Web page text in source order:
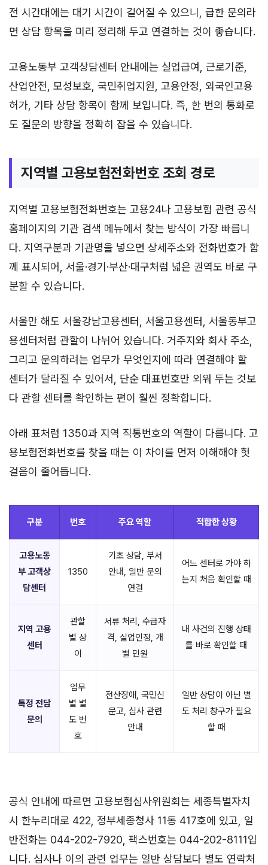
전 시간대에는 대기 시간이 길어질 수 있으니, 급한 문의라
면 상담 항목을 미리 정리해 두고 연결하는 것이 좋습니다.
고용노동부 고객상담센터 안내에는 실업급여, 근로기준,
산업안전, 모성보호, 국민취업지원, 고용안정, 외국인고용
허가, 기타 상담 항목이 함께 보입니다. 즉, 한 번의 통화로
도 질문의 방향을 정확히 잡을 수 있습니다.
지역별 고용보험전화번호 조회 경로
지역별 고용보험전화번호는 고용24나 고용보험 관련 공식
홈페이지의 기관 검색 메뉴에서 찾는 방식이 가장 빠릅니
다. 지역구분과 기관명을 넣으면 상세주소와 전화번호가 함
께 표시되어, 서울·경기·부산·대구처럼 넓은 권역도 바로 구
분할 수 있습니다.
서울만 해도 서울강남고용센터, 서울고용센터, 서울동부고
용센터처럼 관할이 나뉘어 있습니다. 거주지와 회사 주소,
그리고 문의하려는 업무가 무엇인지에 따라 연결해야 할
센터가 달라질 수 있어서, 단순 대표번호만 외워 두는 것보
다 관할 센터를 확인하는 편이 훨씬 정확합니다.
아래 표처럼 1350과 지역 직통번호의 역할이 다릅니다. 고
용보험전화번호를 찾을 때는 이 차이를 먼저 이해해야 헛
걸음이 줄어듭니다.
구분 번호 주요 역할 적합한 상황
고용노동
부 고객상
담센터
1350
기초 상담, 부서
안내, 일반 문의
연결
어느 센터로 가야 하
는지 처음 확인할 때
지역 고용
센터
관할
별 상
이
서류 처리, 수급자
격, 실업인정, 개
별 민원
내 사건의 진행 상태
를 바로 확인할 때
특정 전담
문의
업무
별 별
도 번
호
전산장애, 국민신
문고, 심사 관련
안내
일반 상담이 아닌 별
도 처리 창구가 필요
할 때
공식 안내에 따르면 고용보험심사위원회는 세종특별자치
시 한누리대로 422, 정부세종청사 11동 417호에 있고, 일
반전화는 044-202-7920, 팩스번호는 044-202-8111입
니다. 심사나 이의 관련 업무는 일반 상담보다 별도 연락처